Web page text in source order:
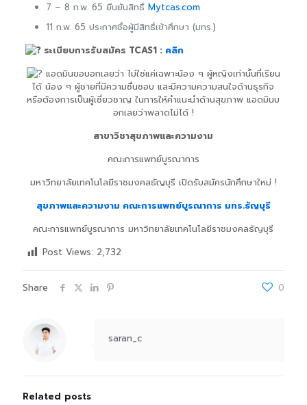
7 – 8 ก.พ. 65 ยืนยันสิทธิ์ Mytcas.com
11 ก.พ. 65 ประกาศชื่อผู้มีสิทธิ์เข้าศึกษา (มทร.)
ระเบียบการรับสมัคร TCAS1 : คลิก
แอดมินขอบอกเลยว่า ไม่ใช่แค่เฉพาะน้อง ๆ ผู้หญิงเท่านั้นที่เรียน
ได้ น้อง ๆ ผู้ชายที่มีความชื่นชอบ และมีความความสนใจด้านธุรกิจ
หรือต้องการเป็นผู้เชี่ยวชาญ ในการให้คำแนะนำด้านสุขภาพ แอดมินบ
อกเลยว่าพลาดไม่ได้ !
สาขาวิชาสุขภาพและความงาม
คณะการแพทย์บูรณาการ
มหาวิทยาลัยเทคโนโลยีราชมงคลธัญบุรี เปิดรับสมัครนักศึกษาใหม่ !
สุขภาพและความงาม คณะการแพทย์บูรณาการ มทร.ธัญบุรี
คณะการแพทย์บูรณาการ มหาวิทยาลัยเทคโนโลยีราชมงคลธัญบุรี
Post Views: 2,732
Share 0
saran_c
Related posts